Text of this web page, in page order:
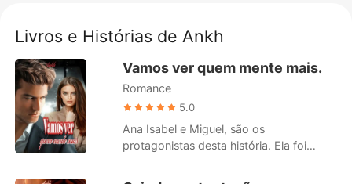
Baixar App
Lobisomem
Romance
Bilionários
Ranking
Livros e Histórias de Ankh
Vamos ver quem mente mais.
Romance
5.0
Ana Isabel e Miguel, são os
protagonistas desta história. Ela foi